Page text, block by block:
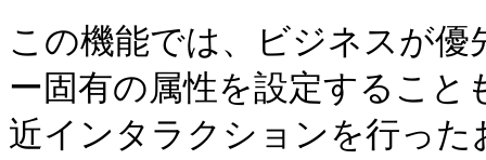
この機能では、ビジネスが
ー固有の属性を設定するこ
近インタラクションを行っ